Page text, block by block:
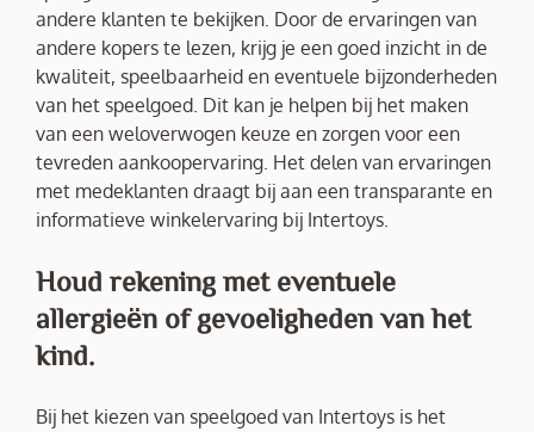
andere klanten te bekijken. Door de ervaringen van
andere kopers te lezen, krijg je een goed inzicht in de
kwaliteit, speelbaarheid en eventuele bijzonderheden
van het speelgoed. Dit kan je helpen bij het maken
van een weloverwogen keuze en zorgen voor een
tevreden aankoopervaring. Het delen van ervaringen
met medeklanten draagt bij aan een transparante en
informatieve winkelervaring bij Intertoys.
Houd rekening met eventuele
allergieën of gevoeligheden van het
kind.
Bij het kiezen van speelgoed van Intertoys is het